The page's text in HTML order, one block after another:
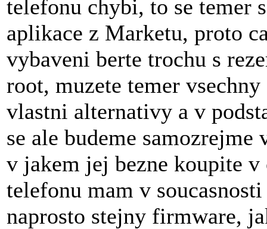
telefonu chybi, to se temer
aplikace z Marketu, proto
vybaveni berte trochu s
root, muzete temer
vlastni alternativy a v
se ale budeme
v jakem jej bezne koupite v
telefonu mam v
naprosto stejny firmware,